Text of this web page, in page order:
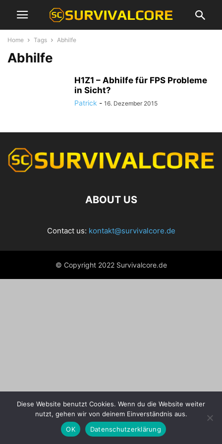
Home Tags Abhilfe
Abhilfe
H1Z1 – Abhilfe für FPS Probleme
in Sicht?
Patrick - 16. Dezember 2015
ABOUT US
Contact us: kontakt@survivalcore.de
© Copyright 2022 Survivalcore.de
Diese Website benutzt Cookies. Wenn du die Website weiter
nutzt, gehen wir von deinem Einverständnis aus.
OK
Datenschutzerklärung